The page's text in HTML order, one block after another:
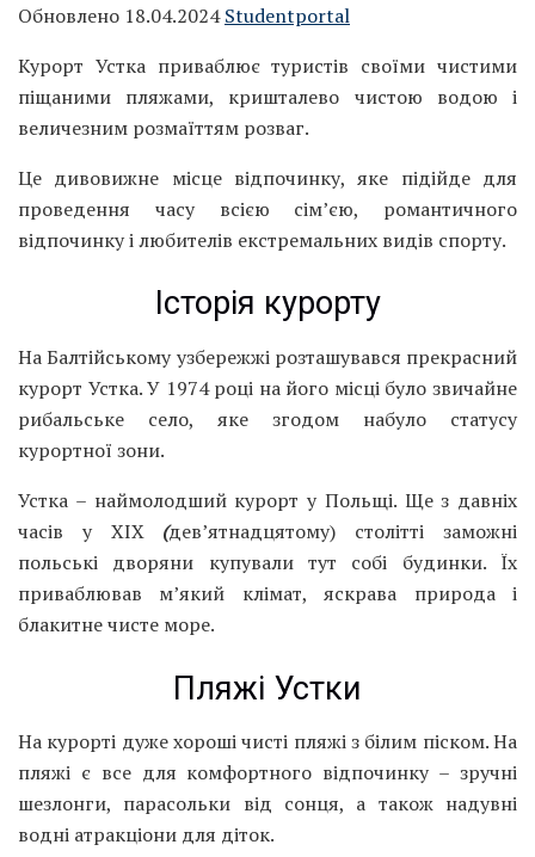
Обновлено 18.04.2024Studentportal
Курорт Устка приваблює туристів своїми чистими
піщаними пляжами, кришталево чистою водою і
величезним розмаїттям розваг.
Це дивовижне місце відпочинку, яке підійде для
проведення часу всією сім’єю, романтичного
відпочинку і любителів екстремальних видів спорту.
Історія курорту
На Балтійському узбережжі розташувався прекрасний
курорт Устка. У 1974 році на його місці було звичайне
рибальське село, яке згодом набуло статусу
курортної зони.
Устка – наймолодший курорт у Польщі. Ще з давніх
часів у ХІХ(дев’ятнадцятому) столітті заможні
польські дворяни купували тут собі будинки. Їх
приваблював м’який клімат, яскрава природа і
блакитне чисте море.
Пляжі Устки
На курорті дуже хороші чисті пляжі з білим піском. На
пляжі є все для комфортного відпочинку – зручні
шезлонги, парасольки від сонця, а також надувні
водні атракціони для діток.